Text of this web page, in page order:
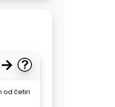
→
od četiri